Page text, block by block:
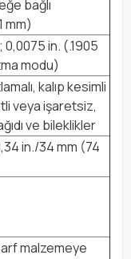
bağlı
mm)
0,0075 in. (.1905
modu)
kalıp kesimli
veya işaretsiz,
ve bileklikler
in./34 mm (74
malzemeye